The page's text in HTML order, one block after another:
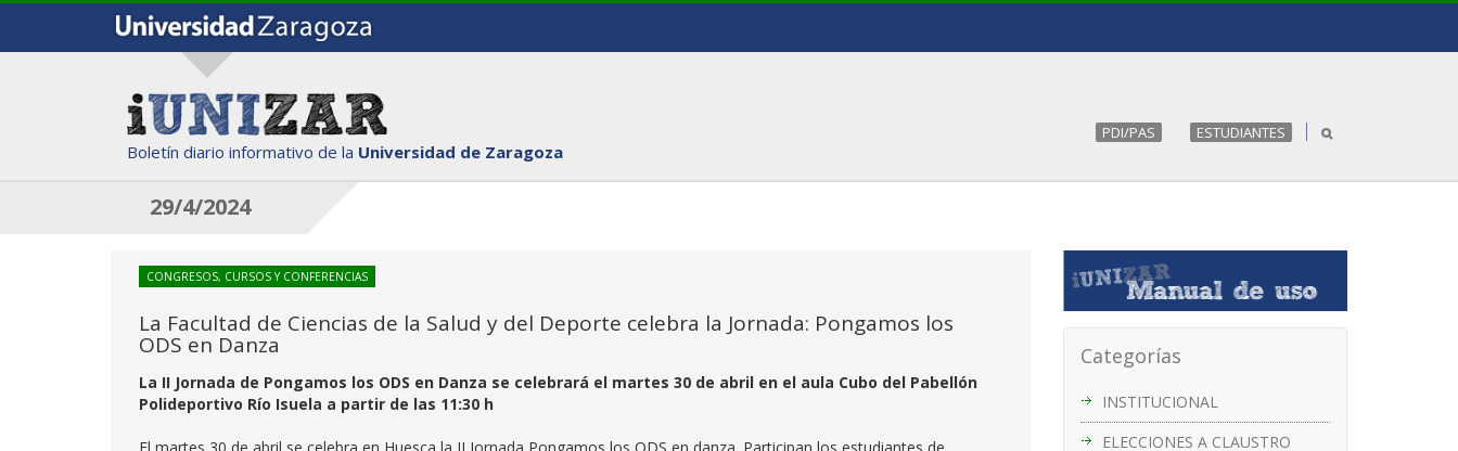
Boletín diario informativo de la Universidad de Zaragoza
PDI/PAS ESTUDIANTES
29/4/2024
Categorías
INSTITUCIONAL
ELECCIONES A CLAUSTRO
CONGRESOS, CURSOS Y CONFERENCIAS
La Facultad de Ciencias de la Salud y del Deporte celebra la Jornada: Pongamos los
ODS en Danza
La II Jornada de Pongamos los ODS en Danza se celebrará el martes 30 de abril en el aula Cubo del Pabellón
Polideportivo Río Isuela a partir de las 11:30 h